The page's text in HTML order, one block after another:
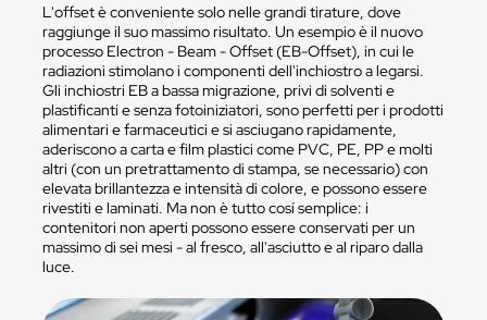
L'offset è conveniente solo nelle grandi tirature, dove
raggiunge il suo massimo risultato. Un esempio è il nuovo
processo Electron - Beam - Offset (EB-Offset), in cui le
radiazioni stimolano i componenti dell'inchiostro a legarsi.
Gli inchiostri EB a bassa migrazione, privi di solventi e
plastificanti e senza fotoiniziatori, sono perfetti per i prodotti
alimentari e farmaceutici e si asciugano rapidamente,
aderiscono a carta e film plastici come PVC, PE, PP e molti
altri (con un pretrattamento di stampa, se necessario) con
elevata brillantezza e intensità di colore, e possono essere
rivestiti e laminati. Ma non è tutto cosí semplice: i
contenitori non aperti possono essere conservati per un
massimo di sei mesi - al fresco, all'asciutto e al riparo dalla
luce.